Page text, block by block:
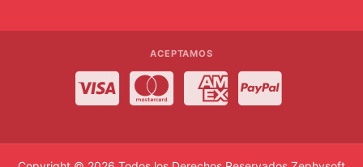
ACEPTAMOS
Visa MasterCardAmerican Express